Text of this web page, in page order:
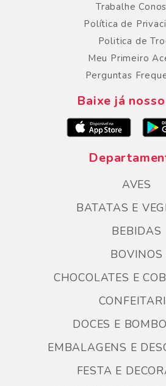
Trabalhe
Política de
Politica de
Meu Primeiro
Perguntas
Baixe já
AVES
BATATAS E
BEBIDAS
BOVINOS
CHOCOLATES E
DOCES E
EMBALAGENS E
FESTA E